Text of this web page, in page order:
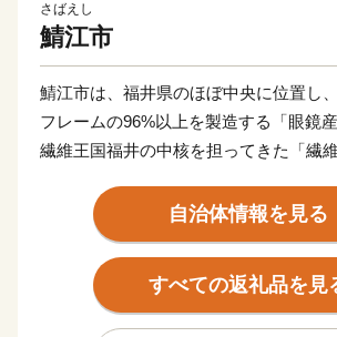
さばえし
鯖江市
鯖江市は、福井県のほぼ中央に位置し
フレームの96%以上を製造する「眼鏡
繊維王国福井の中核を担ってきた「繊
器産業」、そして、近年はIT産業など
「ものづくりのまち」です。
近年では長年のメガネ製造で培った金
し、医療やスマートグラス等の分野に
自治体情報を見る
すべての返礼品を見